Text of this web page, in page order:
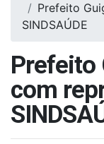
Prefeito
SINDSAÚDE
Prefeito
com